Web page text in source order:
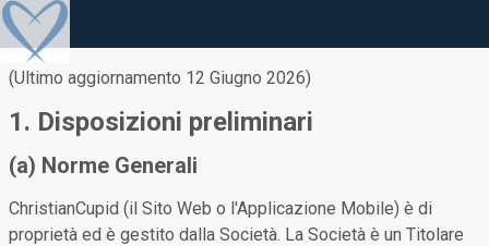
(Ultimo aggiornamento 12 Giugno 2026)
1. Disposizioni preliminari
(a) Norme Generali
ChristianCupid (il Sito Web o l'Applicazione Mobile) è di
proprietà ed è gestito dalla Società. La Società è un Titolare